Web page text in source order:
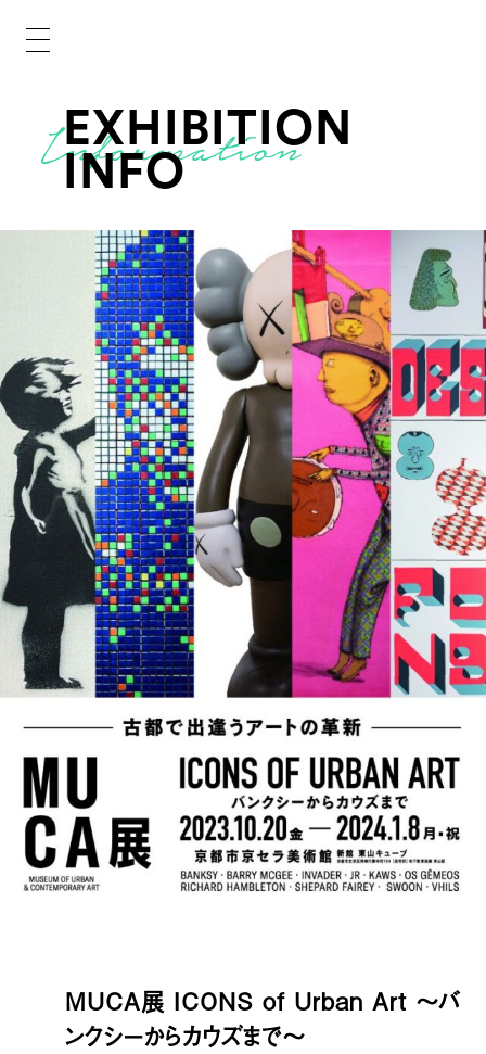
EXHIBITION
INFO
MUCA展 ICONS of Urban Art 〜バ
ンクシーからカウズまで〜